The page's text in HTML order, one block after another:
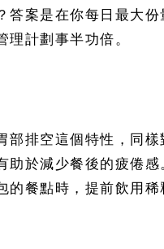
案是在你每日最大
計劃事半功倍。
排空這個特性，同
於減少餐後的疲倦
餐點時，提前飲用稀